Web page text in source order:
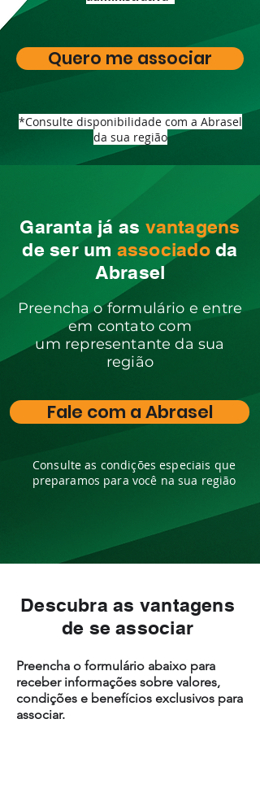
Quero me associar
*Consulte disponibilidade com a Abrasel
da sua região
Garanta já as vantagens
de ser um associadoda
Abrasel
Preencha o formulário e entre
em contato com
um representante da sua
região
Fale com a Abrasel
Consulte as condições especiais que
preparamos para você na sua região
Descubra as vantagens
de se associar
Preencha o formulário abaixo para
receber informações sobre valores,
condições e benefícios exclusivos para
associar.